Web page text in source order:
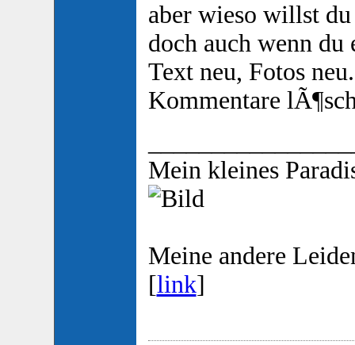
aber wieso willst
doch auch wenn
Text neu, Fotos
Kommentare
Mein kleines
Meine andere
[link]